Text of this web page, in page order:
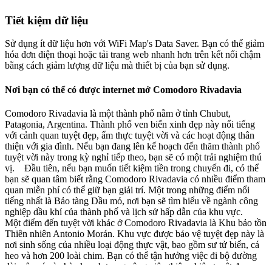
Tiết kiệm dữ liệu
Sử dụng ít dữ liệu hơn với WiFi Map's Data Saver. Bạn có thể giảm
hóa đơn điện thoại hoặc tải trang web nhanh hơn trên kết nối chậm
bằng cách giảm lượng dữ liệu mà thiết bị của bạn sử dụng.
Nơi bạn có thể có được internet mở Comodoro Rivadavia
Comodoro Rivadavia là một thành phố nằm ở tỉnh Chubut,
Patagonia, Argentina. Thành phố ven biển xinh đẹp này nổi tiếng
với cảnh quan tuyệt đẹp, ẩm thực tuyệt vời và các hoạt động thân
thiện với gia đình. Nếu bạn đang lên kế hoạch đến thăm thành phố
tuyệt vời này trong kỳ nghỉ tiếp theo, bạn sẽ có một trải nghiệm thú
vị. Đầu tiên, nếu bạn muốn tiết kiệm tiền trong chuyến đi, có thể
bạn sẽ quan tâm biết rằng Comodoro Rivadavia có nhiều điểm tham
quan miễn phí có thể giữ bạn giải trí. Một trong những điểm nổi
tiếng nhất là Bảo tàng Dầu mỏ, nơi bạn sẽ tìm hiểu về ngành công
nghiệp dầu khí của thành phố và lịch sử hấp dẫn của khu vực.
Một điểm đến tuyệt vời khác ở Comodoro Rivadavia là Khu bảo tồn
Thiên nhiên Antonio Morán. Khu vực được bảo vệ tuyệt đẹp này là
nơi sinh sống của nhiều loại động thực vật, bao gồm sư tử biển, cá
heo và hơn 200 loài chim. Bạn có thể tận hưởng việc đi bộ đường